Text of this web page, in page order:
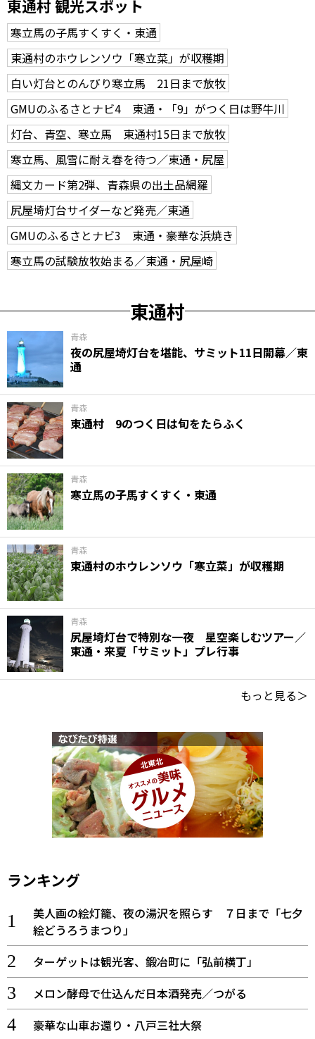
東通村 観光スポット
寒立馬の子馬すくすく・東通
東通村のホウレンソウ「寒立菜」が収穫期
白い灯台とのんびり寒立馬 21日まで放牧
GMUのふるさとナビ4 東通・「9」がつく日は野牛川
灯台、青空、寒立馬 東通村15日まで放牧
寒立馬、風雪に耐え春を待つ／東通・尻屋
縄文カード第2弾、青森県の出土品網羅
尻屋埼灯台サイダーなど発売／東通
GMUのふるさとナビ3 東通・豪華な浜焼き
寒立馬の試験放牧始まる／東通・尻屋崎
東通村
青森
夜の尻屋埼灯台を堪能、サミット11日開幕／東
通
青森
東通村 9のつく日は旬をたらふく
青森
寒立馬の子馬すくすく・東通
青森
東通村のホウレンソウ「寒立菜」が収穫期
青森
尻屋埼灯台で特別な一夜 星空楽しむツアー／
東通・来夏「サミット」プレ行事
もっと見る＞
ランキング
美人画の絵灯籠、夜の湯沢を照らす ７日まで「七夕
絵どうろうまつり」
ターゲットは観光客、鍛冶町に「弘前横丁」
メロン酵母で仕込んだ日本酒発売／つがる
豪華な山車お還り・八戸三社大祭